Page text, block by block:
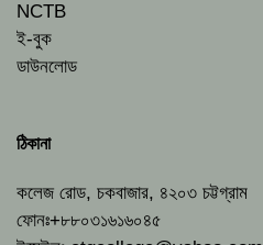
NCTB
ই-বুক
ডাউনলোড
ঠিকানা
কলেজ রোড, চকবাজার, ৪২০৩ চট্টগ্রাম
ফোনঃ+৮৮০৩১৬১৬০৪৫